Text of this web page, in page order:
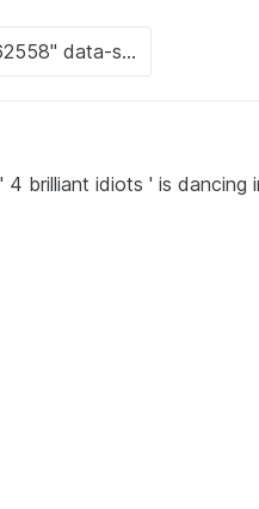
brilliant idiots ' is dancing